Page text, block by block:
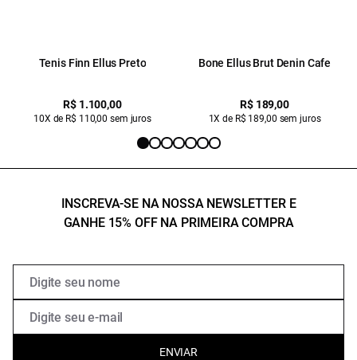
Tenis Finn Ellus Preto
R$ 1.100,00
10X de R$ 110,00 sem juros
Bone Ellus Brut Denin Cafe
R$ 189,00
1X de R$ 189,00 sem juros
INSCREVA-SE NA NOSSA NEWSLETTER E
GANHE 15% OFF NA PRIMEIRA COMPRA
ENVIAR